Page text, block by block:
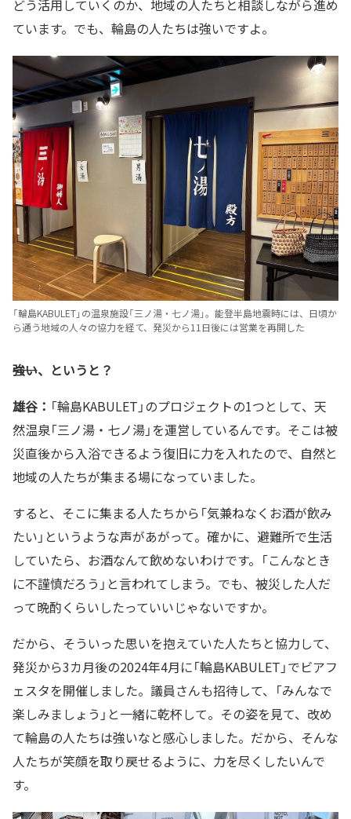
どう活用していくのか、地域の人たちと相談しながら進め
ています。でも、輪島の人たちは強いですよ。
「輪島KABULET」の温泉施設「三ノ湯・七ノ湯」。能登半島地震時には、日頃か
ら通う地域の人々の協力を経て、発災から11日後には営業を再開した
――強い、というと？
雄谷： 「輪島KABULET」のプロジェクトの1つとして、天
然温泉「三ノ湯・七ノ湯」を運営しているんです。そこは被
災直後から入浴できるよう復旧に力を入れたので、自然と
地域の人たちが集まる場になっていました。
すると、そこに集まる人たちから「気兼ねなくお酒が飲み
たい」というような声があがって。確かに、避難所で生活
していたら、お酒なんて飲めないわけです。「こんなとき
に不謹慎だろう」と言われてしまう。でも、被災した人だ
って晩酌くらいしたっていいじゃないですか。
だから、そういった思いを抱えていた人たちと協力して、
発災から3カ月後の2024年4月に「輪島KABULET」でビアフ
ェスタを開催しました。議員さんも招待して、「みんなで
楽しみましょう」と一緒に乾杯して。その姿を見て、改め
て輪島の人たちは強いなと感心しました。だから、そんな
人たちが笑顔を取り戻せるように、力を尽くしたいんで
す。